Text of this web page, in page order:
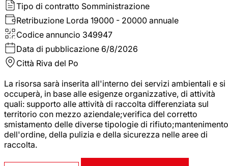
Tipo di contratto Somministrazione
Retribuzione Lorda 19000 - 20000 annuale
Codice annuncio 349947
Data di pubblicazione 6/8/2026
Città Riva del Po
La risorsa sarà inserita all'interno dei servizi ambientali e si
occuperà, in base alle esigenze organizzative, di attività
quali: supporto alle attività di raccolta differenziata sul
territorio con mezzo aziendale;verifica del corretto
smistamento delle diverse tipologie di rifiuto;mantenimento
dell'ordine, della pulizia e della sicurezza nelle aree di
raccolta.